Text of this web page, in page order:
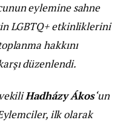
eylemine sahne
LGBTQ+ etkinliklerini
hakkını
düzenlendi.
Hadházy Ákos‘un
ilk olarak